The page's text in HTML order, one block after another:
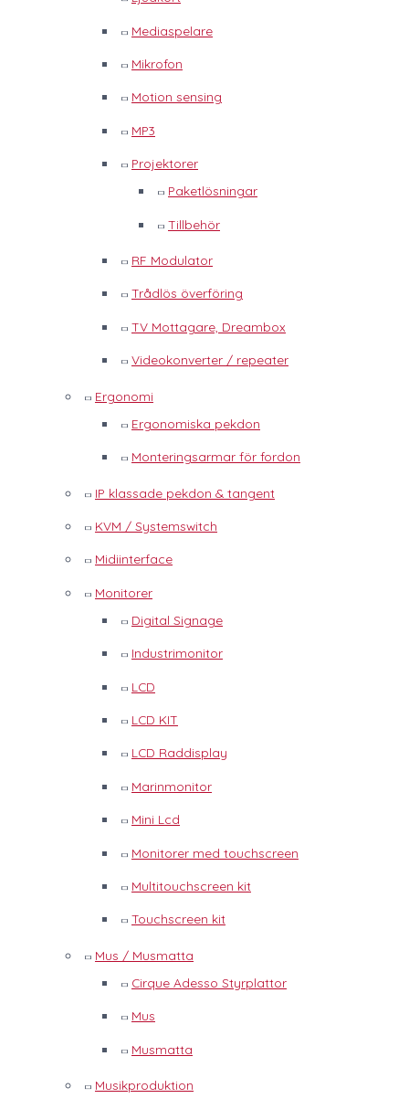
Mediaspelare
Mikrofon
Motion sensing
MP3
Projektorer
Paketlösningar
Tillbehör
RF Modulator
Trådlös överföring
TV Mottagare, Dreambox
Videokonverter / repeater
Ergonomi
Ergonomiska pekdon
Monteringsarmar för fordon
IP klassade pekdon & tangent
KVM / Systemswitch
Midiinterface
Monitorer
Digital Signage
Industrimonitor
LCD
LCD KIT
LCD Raddisplay
Marinmonitor
Mini Lcd
Monitorer med touchscreen
Multitouchscreen kit
Touchscreen kit
Mus / Musmatta
Cirque Adesso Styrplattor
Mus
Musmatta
Musikproduktion